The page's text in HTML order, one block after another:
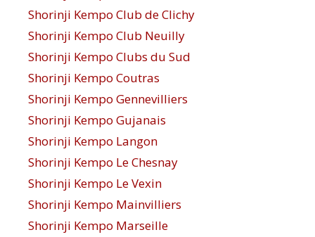
Shorinji Kempo Club de Clichy
Shorinji Kempo Club Neuilly
Shorinji Kempo Clubs du Sud
Shorinji Kempo Coutras
Shorinji Kempo Gennevilliers
Shorinji Kempo Gujanais
Shorinji Kempo Langon
Shorinji Kempo Le Chesnay
Shorinji Kempo Le Vexin
Shorinji Kempo Mainvilliers
Shorinji Kempo Marseille